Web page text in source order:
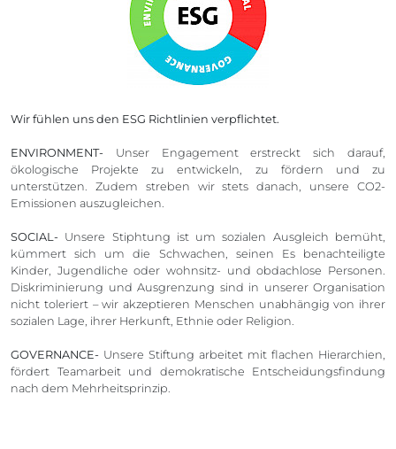
Wir fühlen uns den ESG Richtlinien verpflichtet.
ENVIRONMENT- Unser Engagement erstreckt sich darauf,
ökologische Projekte zu entwickeln, zu fördern und zu
unterstützen. Zudem streben wir stets danach, unsere CO2-
Emissionen auszugleichen.
SOCIAL- Unsere Stiphtung ist um sozialen Ausgleich bemüht,
kümmert sich um die Schwachen, seinen Es benachteiligte
Kinder, Jugendliche oder wohnsitz- und obdachlose Personen.
Diskriminierung und Ausgrenzung sind in unserer Organisation
nicht toleriert – wir akzeptieren Menschen unabhängig von ihrer
sozialen Lage, ihrer Herkunft, Ethnie oder Religion.
GOVERNANCE- Unsere Stiftung arbeitet mit flachen Hierarchien,
fördert Teamarbeit und demokratische Entscheidungsfindung
nach dem Mehrheitsprinzip.